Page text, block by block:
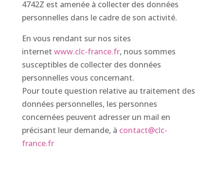
4742Z est amenée à collecter des données
personnelles dans le cadre de son activité.
En vous rendant sur nos sites
internet www.clc-france.fr, nous sommes
susceptibles de collecter des données
personnelles vous concernant.
Pour toute question relative au traitement des
données personnelles, les personnes
concernées peuvent adresser un mail en
précisant leur demande, à contact@clc-
france.fr